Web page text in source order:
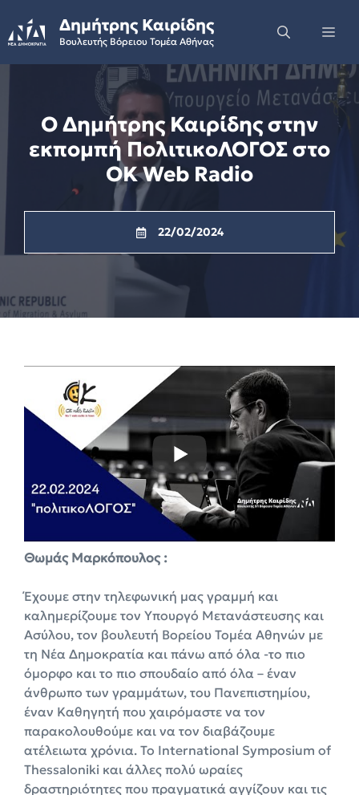
to
content
Δημήτρης Καιρίδης
Βουλευτής Βόρειου Τομέα Αθήνας
Ο Δημήτρης Καιρίδης στην
εκπομπή ΠολιτικοΛΟΓΟΣ στο
OK Web Radio
22/02/2024
Θωμάς Μαρκόπουλος :
Έχουμε στην τηλεφωνική μας γραμμή και
καλημερίζουμε τον Υπουργό Μετανάστευσης και
Ασύλου, τον βουλευτή Βορείου Τομέα Αθηνών με
τη Νέα Δημοκρατία και πάνω από όλα -το πιο
όμορφο και το πιο σπουδαίο από όλα – έναν
άνθρωπο των γραμμάτων, του Πανεπιστημίου,
έναν Καθηγητή που χαιρόμαστε να τον
παρακολουθούμε και να τον διαβάζουμε
ατέλειωτα χρόνια. Το International Symposium of
Thessaloniki και άλλες πολύ ωραίες
δραστηριότητες που πραγματικά αγγίζουν και τις